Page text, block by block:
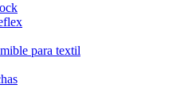
para textil